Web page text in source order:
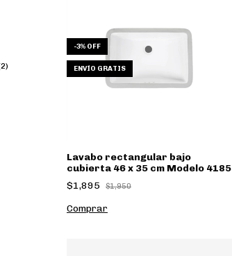
-3% OFF
ENVÍO GRATIS
Lavabo rectangular bajo
cubierta 46 x 35 cm Modelo 4185
$1,895
$1,950